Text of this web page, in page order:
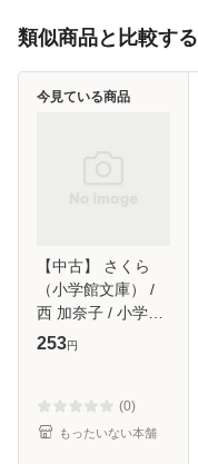
類似商品と比較する
【中古】 さくら
（小学館文庫） /
西 加奈子 / 小学館
[文庫]【メール便送
253円
(0)
もったいない本舗
今見ている商品